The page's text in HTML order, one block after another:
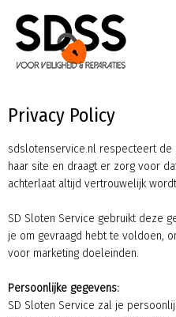
Privacy Policy
sdslotenservice.nl respecteert de
haar site en draagt er zorg voor
achterlaat altijd vertrouwelijk
SD Sloten Service gebruikt deze
je om gevraagd hebt te voldoen,
voor marketing doeleinden.
Persoonlijke gegevens:
SD Sloten Service zal je